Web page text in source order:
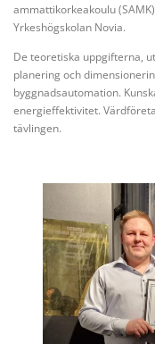
ammattikorkeakoulu
Yrkeshögskolan Novia.
De teoretiska uppgifterna,
planering och
byggnadsautomation.
energieffektivitet.
tävlingen.